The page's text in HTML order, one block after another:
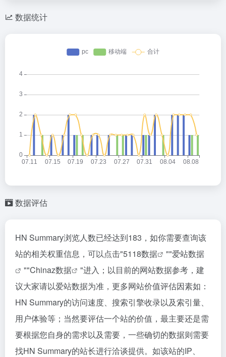
数据统计
数据评估
HN Summary浏览人数已经达到183，如你需要查询该
站的相关权重信息，可以点击"5118数据 ""爱站数据
""Chinaz数据
"进入；以目前的网站数据参考，建
议大家请以爱站数据为准，更多网站价值评估因素如：
HN Summary的访问速度、搜索引擎收录以及索引量、
用户体验等；当然要评估一个站的价值，最主要还是需
要根据您自身的需求以及需要，一些确切的数据则需要
找HN Summary的站长进行洽谈提供。如该站的IP、